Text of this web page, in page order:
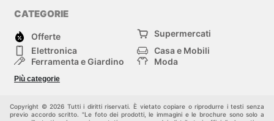
CATEGORIE
Offerte
Supermercati
Elettronica
Casa e Mobili
Ferramenta e Giardino
Moda
Bambini e Neonati
Più categorie
Copyright © 2026 Tutti i diritti riservati. È vietato copiare o riprodurre i testi senza
previo accordo scritto. "Le foto dei prodotti, le immagini e le brochure sono solo a